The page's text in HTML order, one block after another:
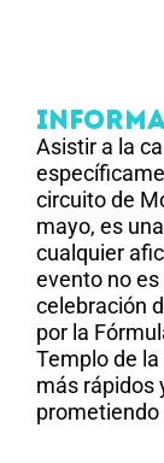
Asistir a la
circuito de
mayo, es
cualquier
evento no es
celebración
por la
Templo de
más rápidos